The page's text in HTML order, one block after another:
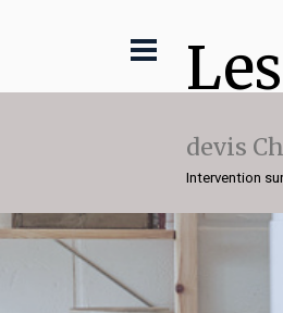
devis
Intervention